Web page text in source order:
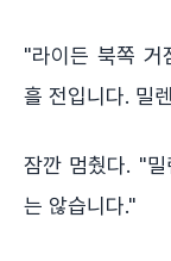
"라이든 북쪽 거
흘 전입니다. 밀
잠깐 멈췄다. "
는 않습니다."